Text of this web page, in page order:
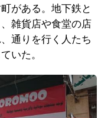
がある。地下鉄と
雑貨店や食堂の店
通りを行く人たち
いた。